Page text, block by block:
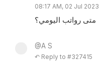
08:17 AM, 02 Jul 2023
متى رواتب اليومي؟
@A S
↶ Reply to #327415